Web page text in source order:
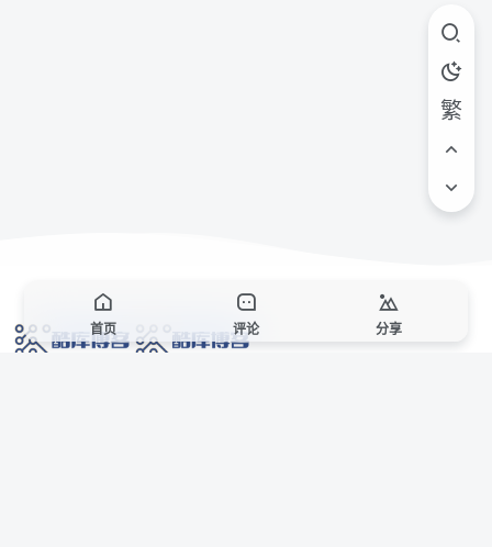
繁
首页 评论 分享